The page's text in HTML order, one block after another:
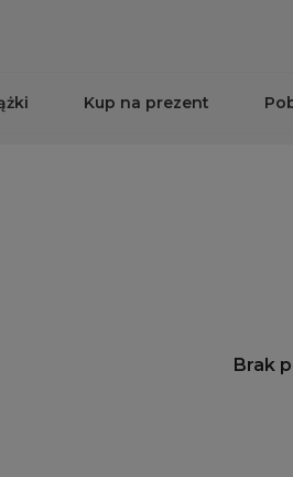
Kup na prezent
Brak